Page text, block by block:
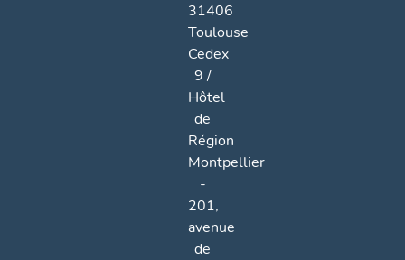
31406
Toulouse
Cedex
9 /
Hôtel
de
Région
Montpellier
-
201,
avenue
de